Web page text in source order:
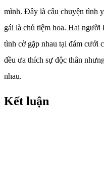
mình. Đây là câu chuyện tình
gái là chủ tiệm hoa. Hai người
tình cờ gặp nhau tại đám cưới
đều ưa thích sự độc thân
nhau.
Kết luận